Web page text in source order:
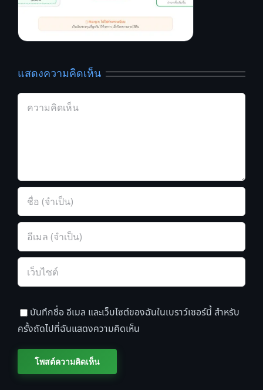
แสดงความคิดเห็น
Comment
บันทึกชื่อ อีเมล และเว็บไซต์ของฉันในเบราว์เซอร์นี้ สำหรับ
ครั้งถัดไปที่ฉันแสดงความคิดเห็น